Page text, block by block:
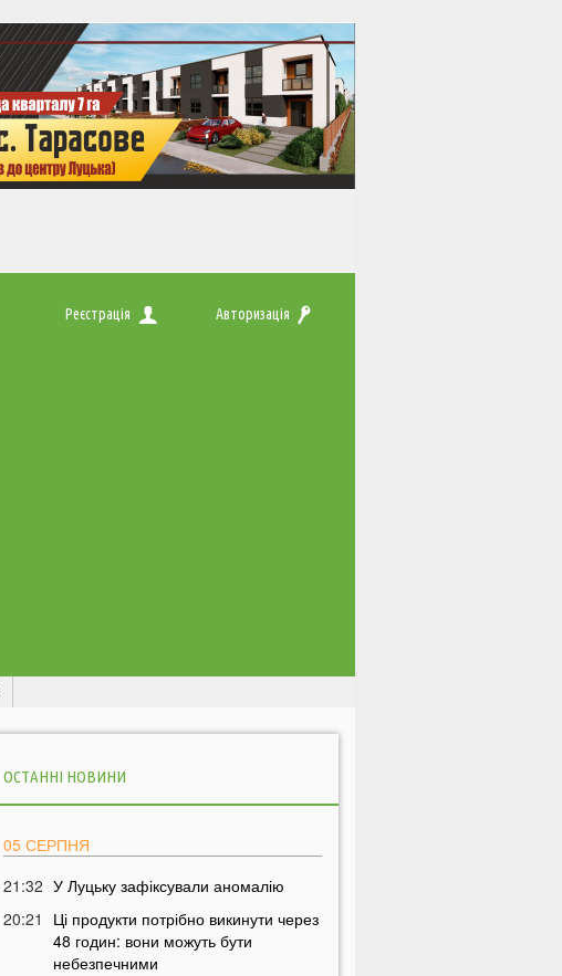
Реєстрація Авторизація
ОСТАННІ НОВИНИ
05 СЕРПНЯ
21:32 У Луцьку зафіксували аномалію
20:21
Ці продукти потрібно викинути через
48 годин: вони можуть бути
небезпечними